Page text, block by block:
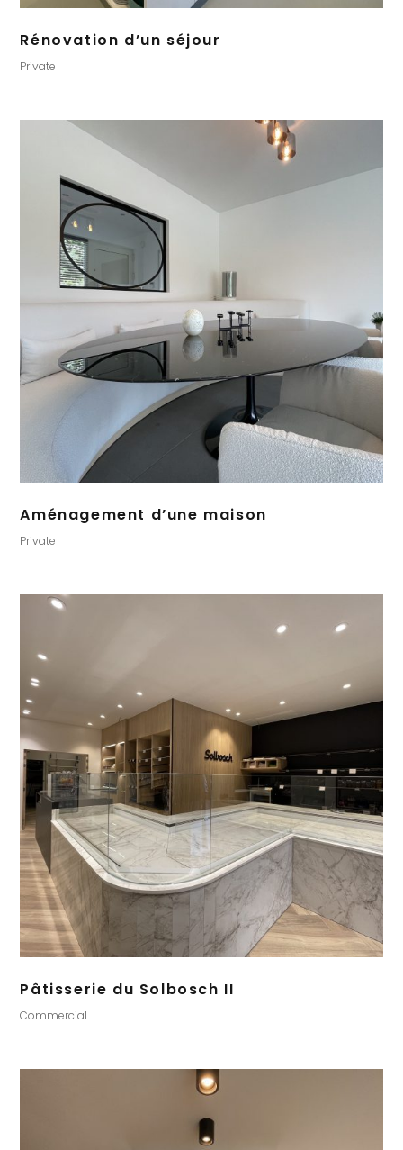
Rénovation d’un séjour
Private
Aménagement d’une maison
Private
Pâtisserie du Solbosch II
Commercial